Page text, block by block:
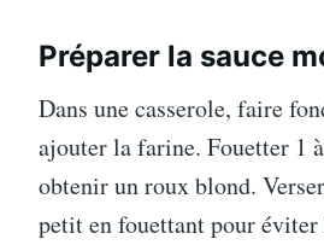
Préparer la sauce
Dans une casserole, faire
ajouter la farine. Fouetter 1
obtenir un roux blond.
petit en fouettant pour éviter